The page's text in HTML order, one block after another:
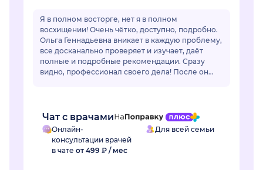
Я в полном восторге, нет я в полном
восхищении! Очень чётко, доступно, подробно.
Ольга Геннадьевна вникает в каждую проблему,
все досканально проверяет и изучает, даёт
полные и подробные рекомендации. Сразу
видно, профессионал своего дела! После он
Чат с врачами
Онлайн-
консультации врачей
в чате от 499 ₽ / мес
Для всей семьи